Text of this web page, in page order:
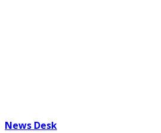
News Desk